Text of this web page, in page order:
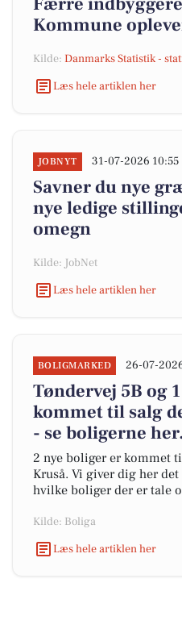
Kommune
Kilde: Danmarks Statistik -
Læs hele artiklen her
JOBNYT 31-07-2026 10:55
Savner du nye
nye ledige
omegn
Kilde: JobNet
Læs hele artiklen her
BOLIGMARKED 26-07-
Tøndervej 5B og
kommet til salg
- se boligerne her.
2 nye boliger er kommet
Kruså. Vi giver dig her
hvilke boliger der er tale
Kilde: Boliga
Læs hele artiklen her